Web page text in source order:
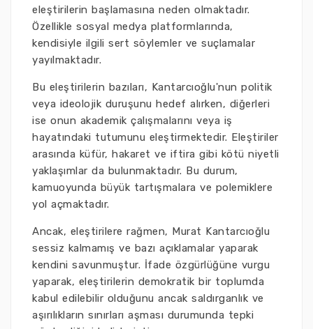
eleştirilerin başlamasına neden olmaktadır.
Özellikle sosyal medya platformlarında,
kendisiyle ilgili sert söylemler ve suçlamalar
yayılmaktadır.
Bu eleştirilerin bazıları, Kantarcıoğlu'nun politik
veya ideolojik duruşunu hedef alırken, diğerleri
ise onun akademik çalışmalarını veya iş
hayatındaki tutumunu eleştirmektedir. Eleştiriler
arasında küfür, hakaret ve iftira gibi kötü niyetli
yaklaşımlar da bulunmaktadır. Bu durum,
kamuoyunda büyük tartışmalara ve polemiklere
yol açmaktadır.
Ancak, eleştirilere rağmen, Murat Kantarcıoğlu
sessiz kalmamış ve bazı açıklamalar yaparak
kendini savunmuştur. İfade özgürlüğüne vurgu
yaparak, eleştirilerin demokratik bir toplumda
kabul edilebilir olduğunu ancak saldırganlık ve
aşırılıkların sınırları aşması durumunda tepki